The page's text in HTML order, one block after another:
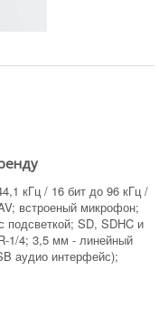
кГц / 16 бит до 96 кГц /
встроеный микрофон;
SD, SDHC и
1/4; 3,5 мм - линейный
аудио интерфейс);